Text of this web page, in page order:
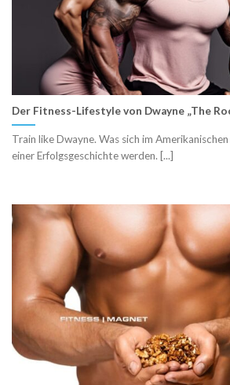
Der Fitness-Lifestyle von Dwayne „The
Train like Dwayne. Was sich im
einer Erfolgsgeschichte werden. [...]